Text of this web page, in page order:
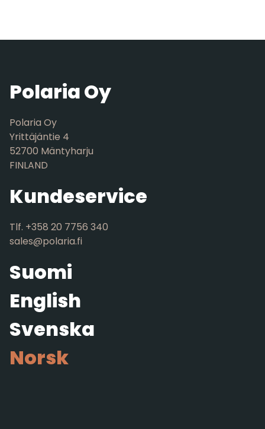
Polaria Oy
Polaria Oy
Yrittäjäntie 4
52700 Mäntyharju
FINLAND
Kundeservice
Tlf. +358 20 7756 340
sales@polaria.fi
Suomi
English
Svenska
Norsk